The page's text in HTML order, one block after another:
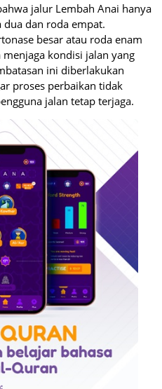
jalur Lembah Anai hanya
dan roda empat.
besar atau roda enam
kondisi jalan yang
ini diberlakukan
proses perbaikan tidak
jalan tetap terjaga.